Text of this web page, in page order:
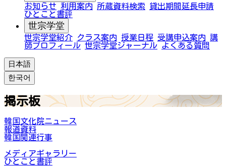
お知らせ 利用案内 所蔵資料検索
貸出期間延長申請
ひとこと書評
世宗学堂
世宗学堂紹介 クラス案内 授業日程 受講申込案内 講
師プロフィール 世宗学堂ジャーナル よくある質問
日本語
한국어
掲示板
韓国文化院ニュース
報道資料
韓国関連行事
メディアギャラリー
ひとこと書評